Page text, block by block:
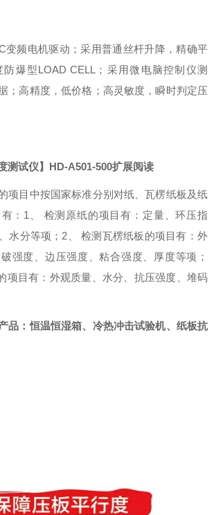
变频电机驱动；采用普通丝杆升降，精确平
爆型LOAD CELL；采用微电脑控制仪测
；高精度，低价格；高灵敏度，瞬时判定压
测试仪】HD-A501-500扩展阅读
项目中按国家标准分别对纸、瓦楞纸板及纸
： 1、 检测原纸的项目有：定量、环压指
水分等项； 2、 检测瓦楞纸板的项目有：外
强度、边压强度、粘合强度、厚度等项；
项目有：外观质量、水分、抗压强度、堆码
品：恒温恒湿箱、冷热冲击试验机、 纸板抗